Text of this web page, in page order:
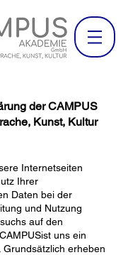
der CAMPUS
Kunst, Kultur
Internetseiten
Ihrer
Daten bei der
und Nutzung
auf den
uns ein
Grundsätzlich erheben